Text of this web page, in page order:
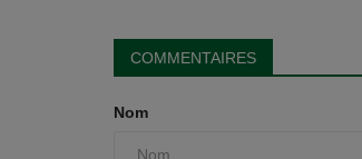
COMMENTAIRES
Nom